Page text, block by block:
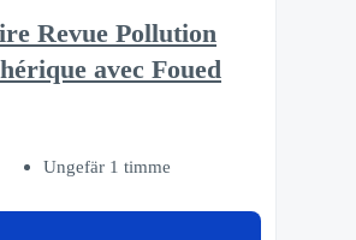
Revue Pollution
avec Foued
Ungefär 1 timme